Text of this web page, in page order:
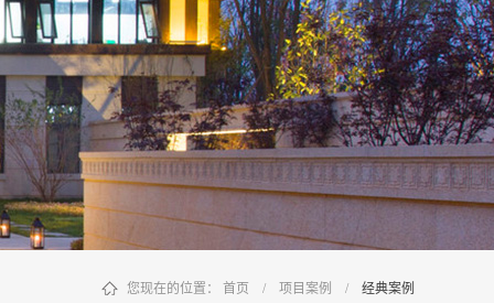
您现在的位置： 首页 / 项目案例 / 经典案例